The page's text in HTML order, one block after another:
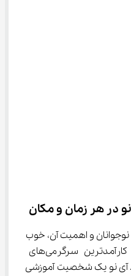
در هر زمان و مکان
و اهمیت آن، خوب
است که با یکی از بهترین و کارآمدترین سرگرمی‌های
آی نو یک شخصیت آموزشی